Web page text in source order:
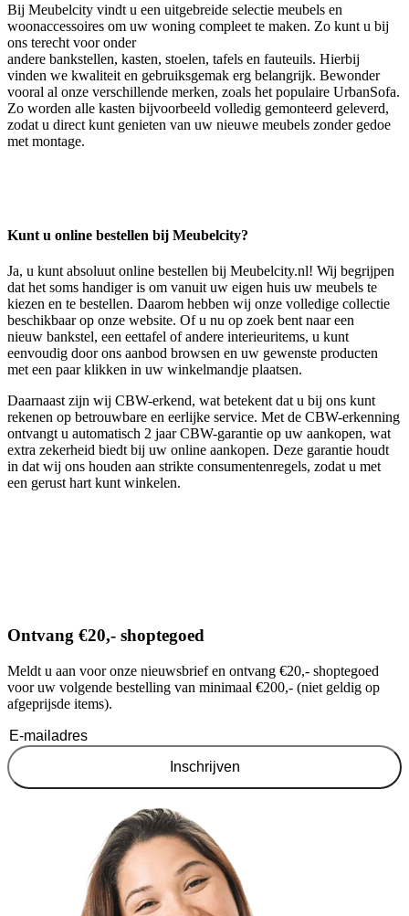
Bij Meubelcity vindt u een uitgebreide selectie meubels en
woonaccessoires om uw woning compleet te maken. Zo kunt u bij
ons terecht voor onder
andere bankstellen, kasten, stoelen, tafels en fauteuils. Hierbij
vinden we kwaliteit en gebruiksgemak erg belangrijk. Bewonder
vooral al onze verschillende merken, zoals het populaire UrbanSofa.
Zo worden alle kasten bijvoorbeeld volledig gemonteerd geleverd,
zodat u direct kunt genieten van uw nieuwe meubels zonder gedoe
met montage.
Kunt u online bestellen bij Meubelcity?
Ja, u kunt absoluut online bestellen bij Meubelcity.nl! Wij begrijpen
dat het soms handiger is om vanuit uw eigen huis uw meubels te
kiezen en te bestellen. Daarom hebben wij onze volledige collectie
beschikbaar op onze website. Of u nu op zoek bent naar een
nieuw bankstel, een eettafel of andere interieuritems, u kunt
eenvoudig door ons aanbod browsen en uw gewenste producten
met een paar klikken in uw winkelmandje plaatsen.
Daarnaast zijn wij CBW-erkend, wat betekent dat u bij ons kunt
rekenen op betrouwbare en eerlijke service. Met de CBW-erkenning
ontvangt u automatisch 2 jaar CBW-garantie op uw aankopen, wat
extra zekerheid biedt bij uw online aankopen. Deze garantie houdt
in dat wij ons houden aan strikte consumentenregels, zodat u met
een gerust hart kunt winkelen.
Ontvang €20,- shoptegoed
Meldt u aan voor onze nieuwsbrief en ontvang €20,- shoptegoed
voor uw volgende bestelling van minimaal €200,- (niet geldig op
afgeprijsde items).
Inschrijven